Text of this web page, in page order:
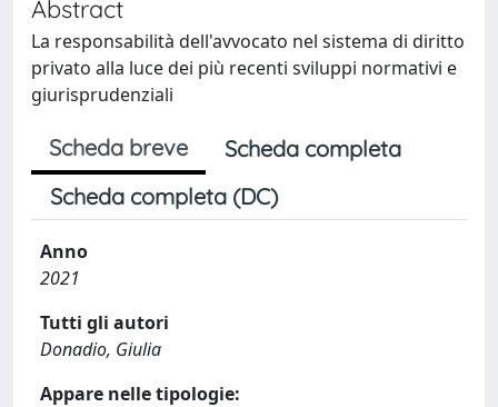
Abstract
La responsabilità dell'avvocato nel sistema di diritto
privato alla luce dei più recenti sviluppi normativi e
giurisprudenziali
Scheda breve
Scheda completa
Scheda completa (DC)
Anno
2021
Tutti gli autori
Donadio, Giulia
Appare nelle tipologie: